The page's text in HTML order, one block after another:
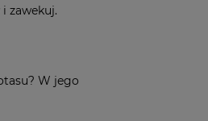
zawekuj.
W jego